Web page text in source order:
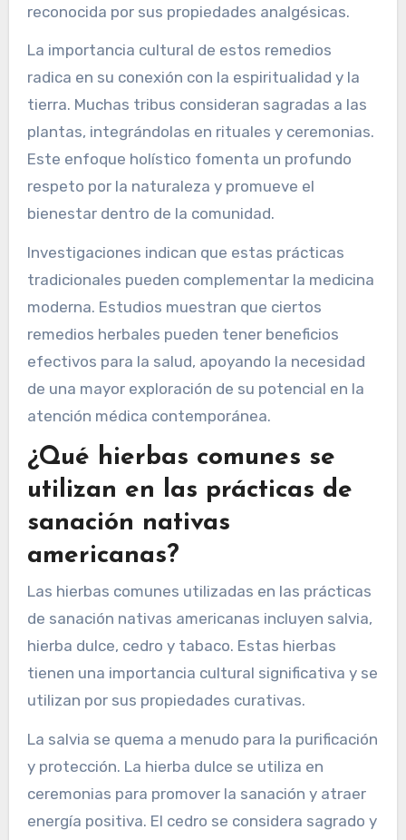
reconocida por sus propiedades analgésicas.
La importancia cultural de estos remedios
radica en su conexión con la espiritualidad y la
tierra. Muchas tribus consideran sagradas a las
plantas, integrándolas en rituales y ceremonias.
Este enfoque holístico fomenta un profundo
respeto por la naturaleza y promueve el
bienestar dentro de la comunidad.
Investigaciones indican que estas prácticas
tradicionales pueden complementar la medicina
moderna. Estudios muestran que ciertos
remedios herbales pueden tener beneficios
efectivos para la salud, apoyando la necesidad
de una mayor exploración de su potencial en la
atención médica contemporánea.
¿Qué hierbas comunes se
utilizan en las prácticas de
sanación nativas
americanas?
Las hierbas comunes utilizadas en las prácticas
de sanación nativas americanas incluyen salvia,
hierba dulce, cedro y tabaco. Estas hierbas
tienen una importancia cultural significativa y se
utilizan por sus propiedades curativas.
La salvia se quema a menudo para la purificación
y protección. La hierba dulce se utiliza en
ceremonias para promover la sanación y atraer
energía positiva. El cedro se considera sagrado y